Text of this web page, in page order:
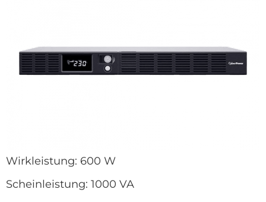
Wirkleistung: 600 W
Scheinleistung: 1000 VA